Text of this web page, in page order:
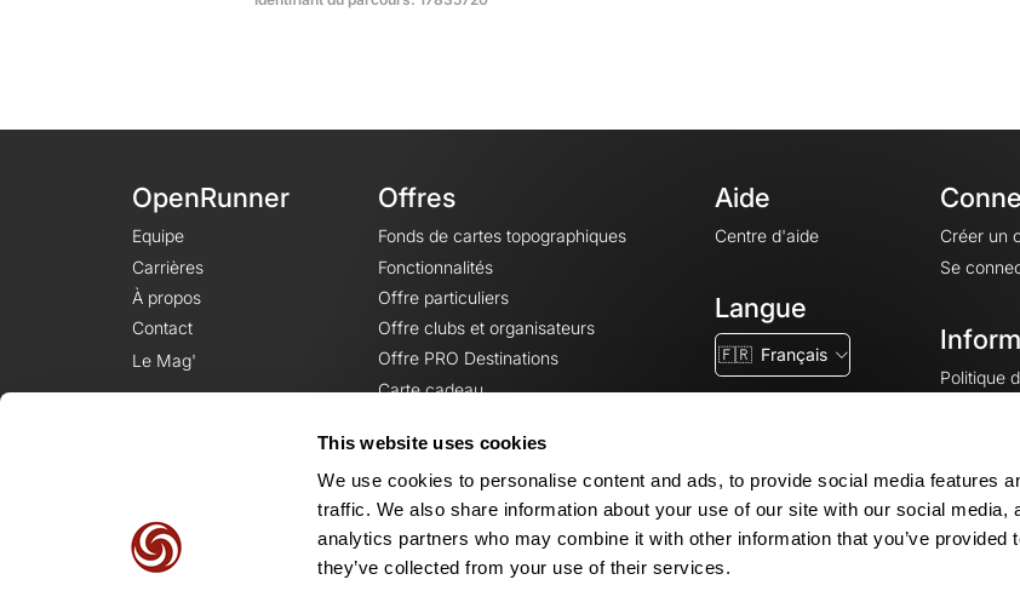
This website uses cookies
We use cookies to personalise content and ads, to provide social media features
traffic. We also share information about your use of our site with our social media,
analytics partners who may combine it with other information that you’ve provided
they’ve collected from your use of their services.
OpenRunner
Equipe
Carrières
À propos
Contact
Le Mag'
Offres
Fonds de cartes topographiques
Fonctionnalités
Offre particuliers
Offre clubs et organisateurs
Offre PRO Destinations
Carte cadeau
Aide
Centre d'aide
Langue
🇫🇷 Français
Créer un
Se
Politique
Mentions